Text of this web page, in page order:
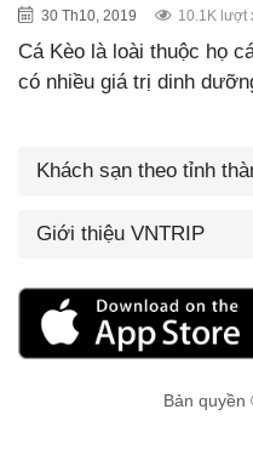
30 Th10, 2019 10.1K lượt
Cá Kèo là loài thuộc họ
có nhiều giá trị dinh
Khách sạn theo tỉnh
Giới thiệu VNTRIP
Bản quyền